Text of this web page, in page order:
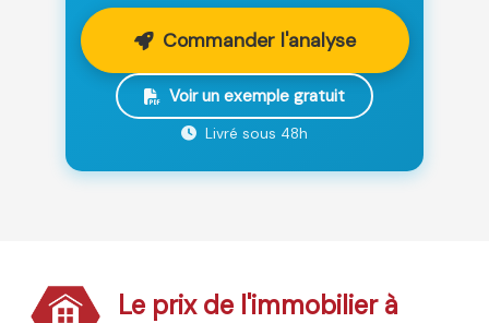
Commander l'analyse
Voir un exemple gratuit
Livré sous 48h
Le prix de l'immobilier à